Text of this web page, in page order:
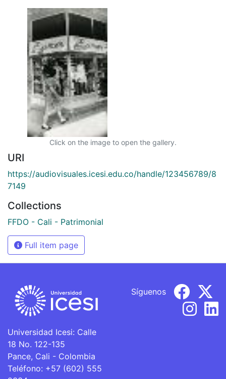
Click on the image to open the gallery.
URI
https://audiovisuales.icesi.edu.co/handle/123456789/8
7149
Collections
FFDO - Cali - Patrimonial
Full item page
Universidad Icesi: Calle
18 No. 122-135
Pance, Cali - Colombia
Teléfono: +57 (602) 555
Síguenos